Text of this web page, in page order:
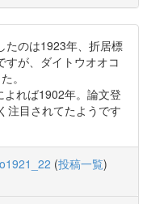
たのは1923年、折居標
すが、ダイトウオオコ
。
れば1902年。論文登
注目されてたようです
(投稿一覧)